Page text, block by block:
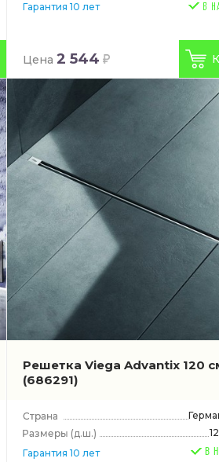
Гарантия 10 лет
Цена 2 544
Решетка Viega Advantix 120
(686291)
(д.ш.)
Гарантия 10 лет
В